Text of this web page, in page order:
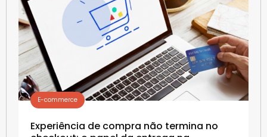
E-commerce
Experiência de compra não termina no